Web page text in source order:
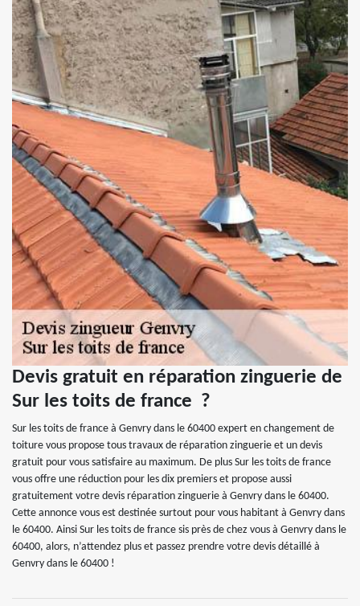
Devis gratuit en réparation zinguerie de
Sur les toits de france ?
Sur les toits de france à Genvry dans le 60400 expert en changement de
toiture vous propose tous travaux de réparation zinguerie et un devis
gratuit pour vous satisfaire au maximum. De plus Sur les toits de france
vous offre une réduction pour les dix premiers et propose aussi
gratuitement votre devis réparation zinguerie à Genvry dans le 60400.
Cette annonce vous est destinée surtout pour vous habitant à Genvry dans
le 60400. Ainsi Sur les toits de france sis près de chez vous à Genvry dans le
60400, alors, n’attendez plus et passez prendre votre devis détaillé à
Genvry dans le 60400 !